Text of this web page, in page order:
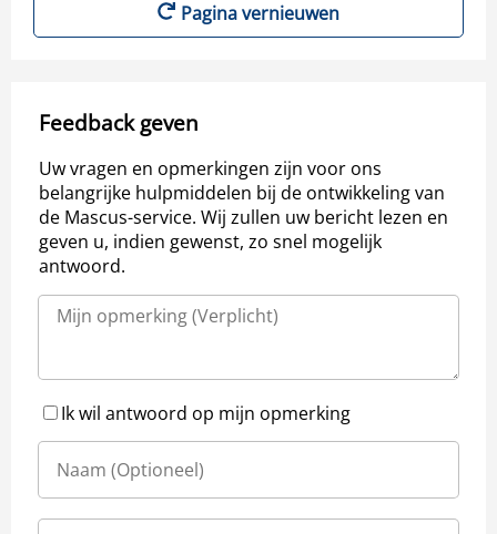
Pagina vernieuwen
Feedback geven
Uw vragen en opmerkingen zijn voor ons
belangrijke hulpmiddelen bij de ontwikkeling van
de Mascus-service. Wij zullen uw bericht lezen en
geven u, indien gewenst, zo snel mogelijk
antwoord.
Ik wil antwoord op mijn opmerking